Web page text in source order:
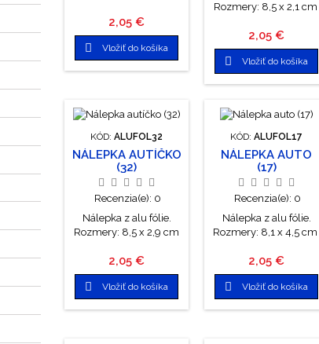
Cena
2,05 €
 Vložiť do košíka
Rozmery: 8,5 x 2,1 cm
Cena
2,05 €
 Vložiť do košíka
KÓD: ALUFOL32
NÁLEPKA AUTÍČKO
(32)
Recenzia(e): 0
Nálepka z alu fólie.
Rozmery: 8,5 x 2,9 cm
Cena
2,05 €
 Vložiť do košíka
KÓD: ALUFOL17
NÁLEPKA AUTO
(17)
Recenzia(e): 0
Nálepka z alu fólie.
Rozmery: 8,1 x 4,5 cm
Cena
2,05 €
 Vložiť do košíka